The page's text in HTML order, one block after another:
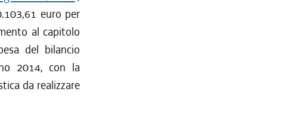
euro per
al capitolo
del bilancio
2014, con la
da realizzare